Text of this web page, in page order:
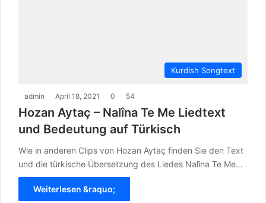
Kurdish Songtext
admin April 18, 2021 0 54
Hozan Aytaç – Nalîna Te Me Liedtext
und Bedeutung auf Türkisch
Wie in anderen Clips von Hozan Aytaç finden Sie den Text
und die türkische Übersetzung des Liedes Nalîna Te Me…
Weiterlesen &raquo;